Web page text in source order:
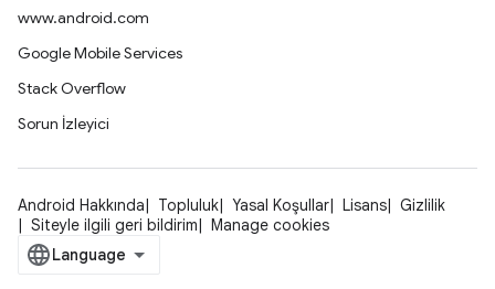
www.android.com
Google Mobile Services
Stack Overflow
Sorun İzleyici
Android Hakkında Topluluk Yasal Koşullar Lisans
Gizlilik
Siteyle ilgili geri bildirim
Manage cookies